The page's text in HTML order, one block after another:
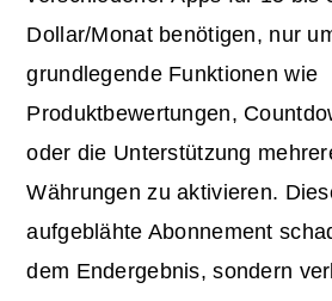
Dollar/Monat benötigen, nur
grundlegende Funktionen wie
Produktbewertungen,
oder die Unterstützung
Währungen zu aktivieren.
aufgeblähte Abonnement
dem Endergebnis, sondern